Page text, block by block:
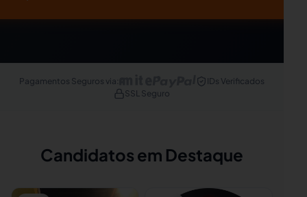
Pagamentos Seguros via
IDs Verificados
SSL Seguro
Candidatos em Destaque